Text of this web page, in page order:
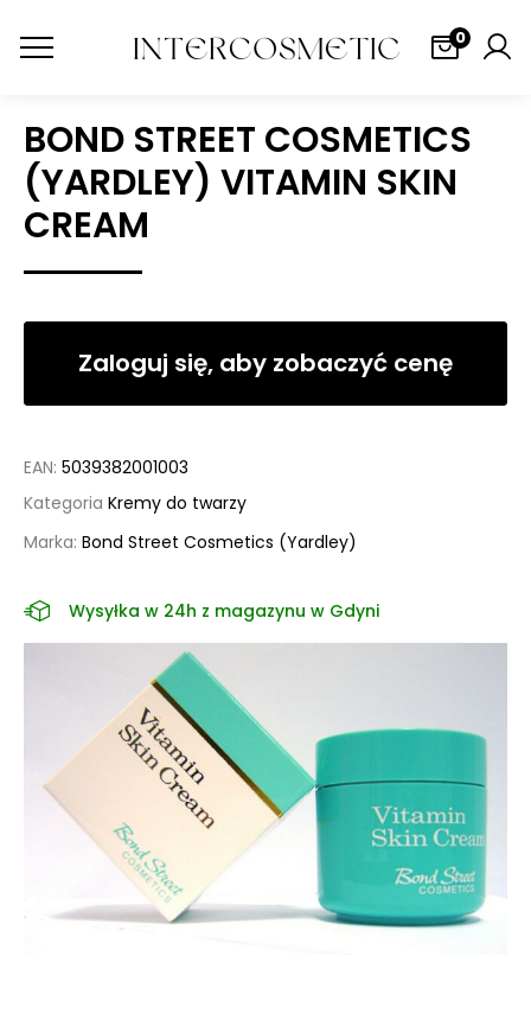
0
BOND STREET COSMETICS
(YARDLEY) VITAMIN SKIN
CREAM
Zaloguj się, aby zobaczyć cenę
EAN: 5039382001003
Kategoria Kremy do twarzy
Marka: Bond Street Cosmetics (Yardley)
Wysyłka w 24h z magazynu w Gdyni